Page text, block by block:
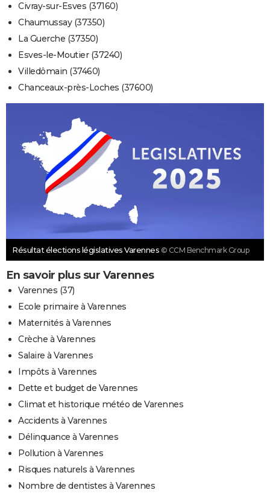
Civray-sur-Esves (37160)
Chaumussay (37350)
La Guerche (37350)
Esves-le-Moutier (37240)
Villedômain (37460)
Chanceaux-près-Loches (37600)
Résultat élections législatives Varennes © CCM Benchmark Group
En savoir plus sur Varennes
Varennes (37)
Ecole primaire à Varennes
Maternités à Varennes
Crèche à Varennes
Salaire à Varennes
Impôts à Varennes
Dette et budget de Varennes
Climat et historique météo de Varennes
Accidents à Varennes
Délinquance à Varennes
Pollution à Varennes
Risques naturels à Varennes
Nombre de dentistes à Varennes